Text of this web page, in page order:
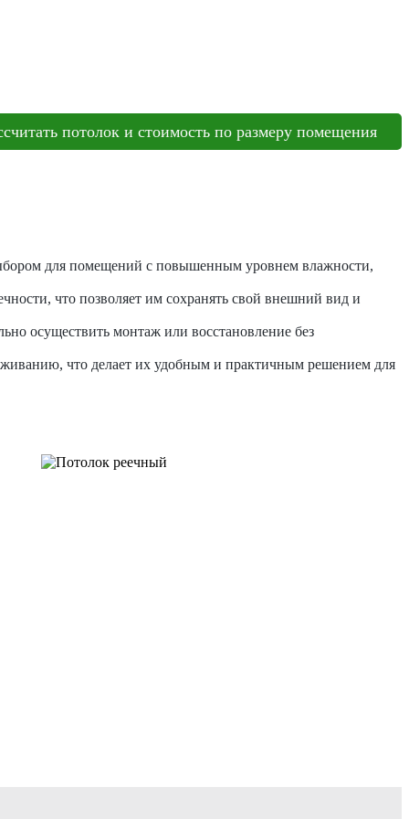
потолок и стоимость по размеру помещения
для помещений с повышенным уровнем влажности,
что позволяет им сохранять свой внешний вид и
осуществить монтаж или восстановление без
что делает их удобным и практичным решением для